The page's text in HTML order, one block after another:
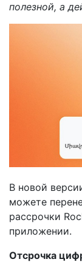
полезной, а
В новой
можете
рассрочки
приложении.
Отсрочка